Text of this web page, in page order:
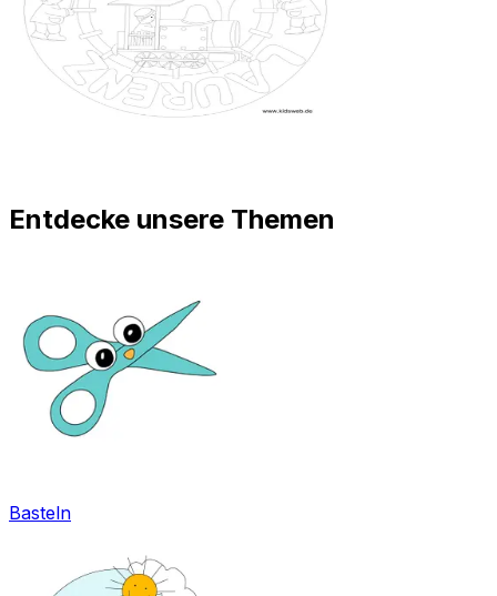
Entdecke unsere Themen
Basteln